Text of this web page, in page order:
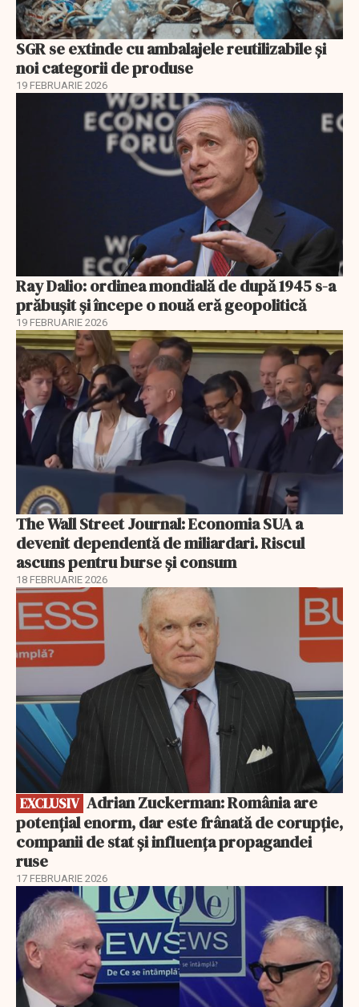
SGR se extinde cu ambalajele reutilizabile și
noi categorii de produse
19 FEBRUARIE 2026
Ray Dalio: ordinea mondială de după 1945 s-a
prăbușit și începe o nouă eră geopolitică
19 FEBRUARIE 2026
The Wall Street Journal: Economia SUA a
devenit dependentă de miliardari. Riscul
ascuns pentru burse și consum
18 FEBRUARIE 2026
EXCLUSIV
EXCLUSIV
potențial enorm, dar este frânată de corupție,
companii de stat și influența propagandei
ruse
17 FEBRUARIE 2026
EXCLUSIV